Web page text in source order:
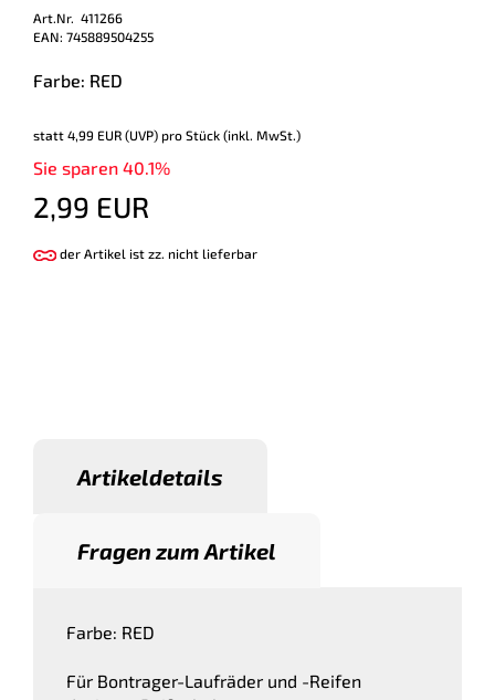
Art.Nr. 411266
EAN: 745889504255
Farbe: RED
statt 4,99 EUR (UVP) pro Stück (inkl. MwSt.)
Sie sparen 40.1%
2,99 EUR
der Artikel ist zz. nicht lieferbar
Artikeldetails
Fragen zum Artikel
Farbe: RED
Für Bontrager-Laufräder und -Reifen